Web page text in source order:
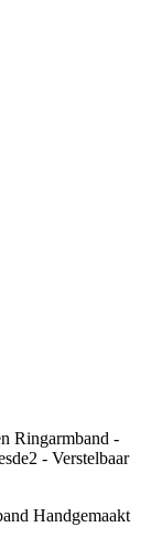
Ringarmband -
- Verstelbaar